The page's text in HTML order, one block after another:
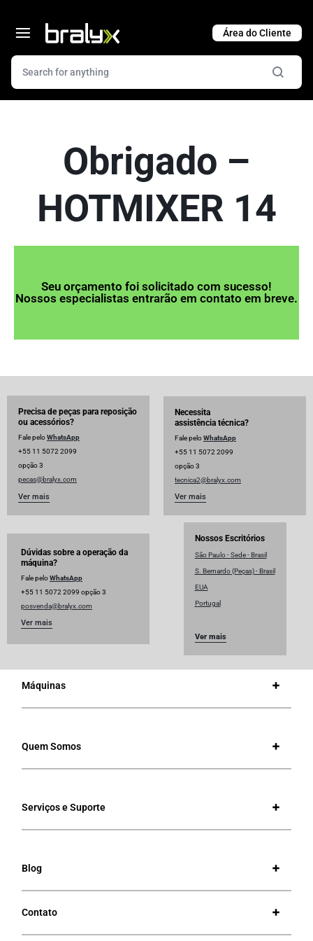
Obrigado –
HOTMIXER 14
Seu orçamento foi solicitado com sucesso!
Nossos especialistas entrarão em contato em breve.
Precisa de peças para reposição
ou acessórios?
Fale peloWhatsApp
+55 11 5072 2099
opção 3
pecas@bralyx.com
Ver mais
Necessita
assistência técnica?
Fale peloWhatsApp
+55 11 5072 2099
opção 3
tecnica2@bralyx.com
Ver mais
Dúvidas sobre a operação da
máquina?
Fale peloWhatsApp
+55 11 5072 2099 opção 3
posvenda@bralyx.com
Ver mais
Nossos Escritórios
São Paulo - Sede - Brasil
S. Bernardo (Peças) - Brasil
EUA
Portugal
Ver mais
Máquinas
Quem Somos
Serviços e Suporte
Blog
Contato